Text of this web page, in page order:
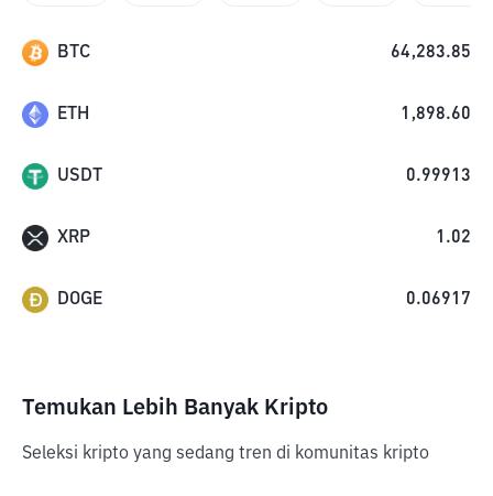
BTC 64,283.85
ETH 1,898.60
USDT 0.99913
XRP 1.02
DOGE 0.06917
Temukan Lebih Banyak Kripto
Seleksi kripto yang sedang tren di komunitas kripto